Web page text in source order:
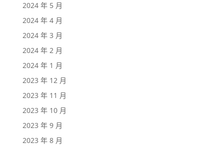
2024 年 5 月
2024 年 4 月
2024 年 3 月
2024 年 2 月
2024 年 1 月
2023 年 12 月
2023 年 11 月
2023 年 10 月
2023 年 9 月
2023 年 8 月